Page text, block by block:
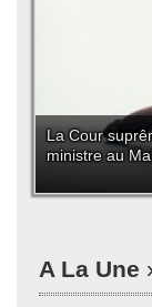
La Cour
ministre au
A La Une